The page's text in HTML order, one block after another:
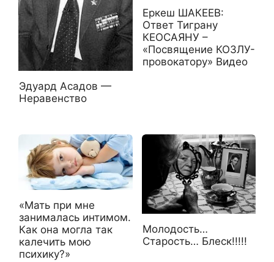
Эдуард Асадов —
Неравенство
Еркеш ШАКЕЕВ:
Ответ Тиграну
КЕОСАЯНУ –
«Посвящение КОЗЛУ-
провокатору» Видео
«Мать при мне
занималась интимом.
Как она могла так
калечить мою
психику?»
Молодость…
Старость… Блеск!!!!!